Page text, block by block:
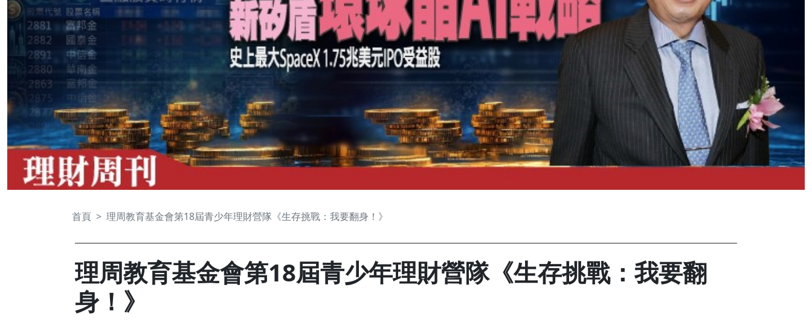
首頁 理周教育基金會第18屆青少年理財營隊《生存挑戰：我要翻身！》
理周教育基金會第18屆青少年理財營隊《生存挑戰：我要翻
身！》